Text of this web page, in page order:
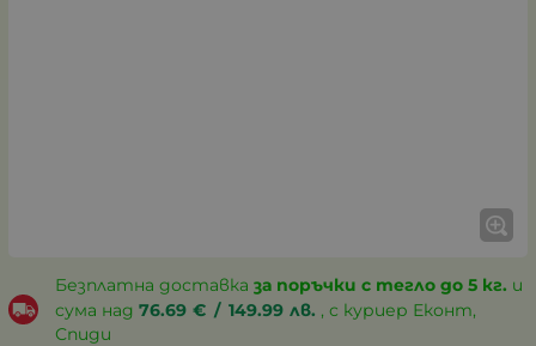
Безплатна доставка за поръчки с тегло до 5 кг. и
сума над 76.69 € / 149.99 лв. , с куриер Еконт,
Спиди